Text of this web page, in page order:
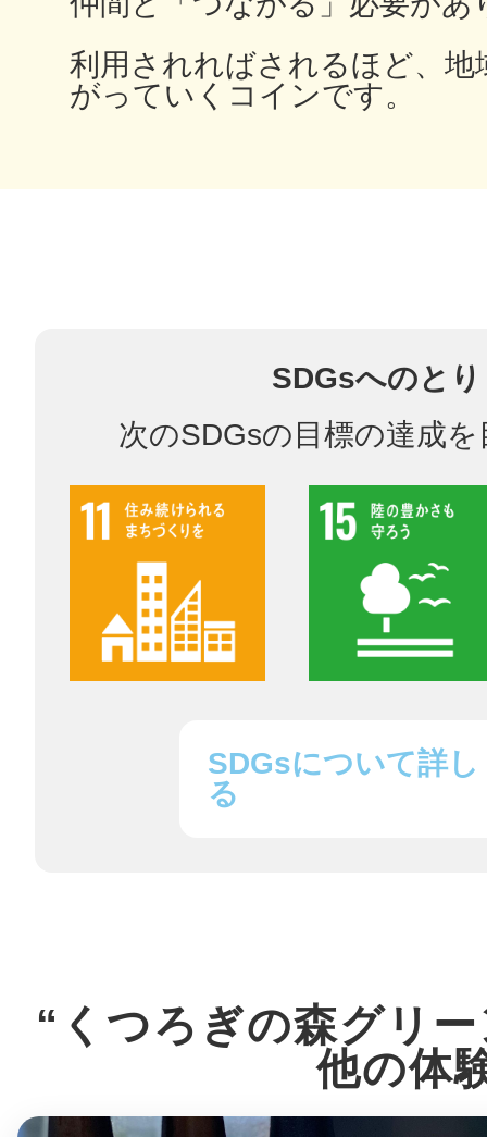
利用されればされるほど、地
がっていくコインです。
SDGsへのと
次のSDGsの目標の達成
SDGsについて詳し
る
“くつろぎの森グリ
他の体
高知市
多度津
厚木
八尾
渋谷区